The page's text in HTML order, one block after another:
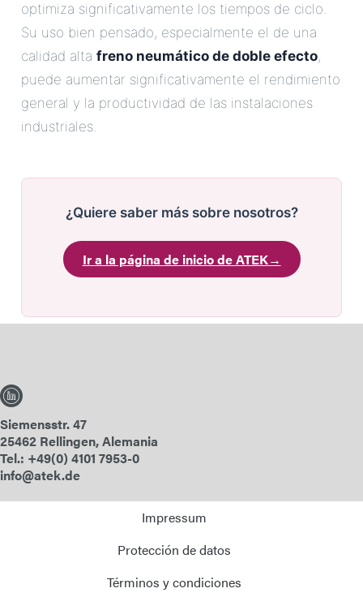
optimiza significativamente los tiempos de ciclo.
Su uso bien pensado, especialmente el de una
calidad alta freno neumático de doble efecto,
puede aumentar significativamente el rendimiento
general y la productividad de las instalaciones
industriales.
¿Quiere saber más sobre nosotros?
Ir a la página de inicio de ATEK→
Siemensstr. 47
25462 Rellingen, Alemania
Tel.: +49(0) 4101 7953-0
info@atek.de
Impressum
Protección de datos
Términos y condiciones